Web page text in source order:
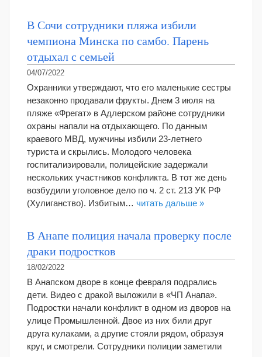
В Сочи сотрудники пляжа избили
чемпиона Минска по самбо. Парень
отдыхал с семьей
04/07/2022
Охранники утверждают, что его маленькие сестры
незаконно продавали фрукты. Днем 3 июля на
пляже «Фрегат» в Адлерском районе сотрудники
охраны напали на отдыхающего. По данным
краевого МВД, мужчины избили 23-летнего
туриста и скрылись. Молодого человека
госпитализировали, полицейские задержали
нескольких участников конфликта. В тот же день
возбудили уголовное дело по ч. 2 ст. 213 УК РФ
(Хулиганство). Избитым… читать дальше »
В Анапе полиция начала проверку после
драки подростков
18/02/2022
В Анапском дворе в конце февраля подрались
дети. Видео с дракой выложили в «ЧП Анапа».
Подростки начали конфликт в одном из дворов на
улице Промышленной. Двое из них били друг
друга кулаками, а другие стояли рядом, образуя
круг, и смотрели. Сотрудники полиции заметили